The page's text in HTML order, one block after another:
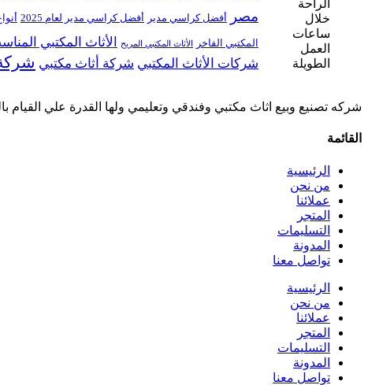
مصر
أفضل كراسي مدير أفضل كراسي مدير لعام 2025
المكتبي الفاخر الأثاث المكتبي المريح الأثاث المكتبي
شركات الأثاث المكتبي شركة أثاث مكتبي
شركه تصنيع وبيع اثاث مكتبي وفندقي وتعليمي ولها القدرة علي القيام
القائمة
الرئيسية
من نحن
عملائنا
المتجر
التسليمات
المدونة
تواصل معنا
الرئيسية
من نحن
عملائنا
المتجر
التسليمات
المدونة
تواصل معنا